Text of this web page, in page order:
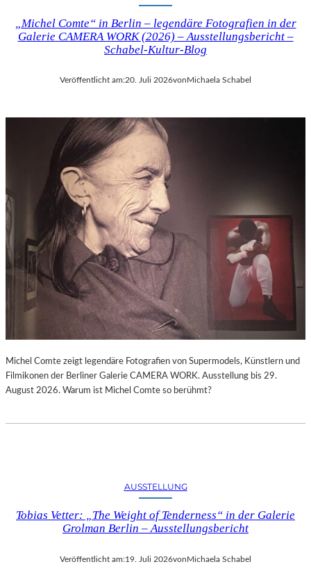
„Michel Comte“ in Berlin – legendäre Fotografien in der
Galerie CAMERA WORK (2026) – Ausstellungsbericht –
Schabel-Kultur-Blog
Veröffentlicht am:20. Juli 2026vonMichaela Schabel
Michel Comte zeigt legendäre Fotografien von Supermodels, Künstlern und
Filmikonen der Berliner Galerie CAMERA WORK. Ausstellung bis 29.
August 2026. Warum ist Michel Comte so berühmt?
AUSSTELLUNG
Tobias Vetter: „The Weight of Tenderness“ in der Galerie
Grolman Berlin – Ausstellungsbericht
Veröffentlicht am:19. Juli 2026vonMichaela Schabel